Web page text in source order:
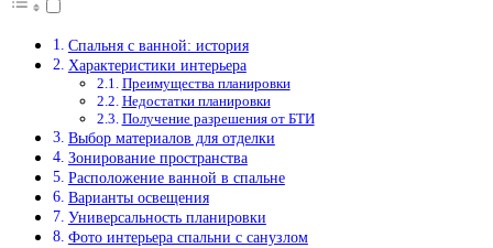
Спальня с ванной: история
Характеристики интерьера
Преимущества планировки
Недостатки планировки
Получение разрешения от БТИ
Выбор материалов для отделки
Зонирование пространства
Расположение ванной в спальне
Варианты освещения
Универсальность планировки
Фото интерьера спальни с санузлом